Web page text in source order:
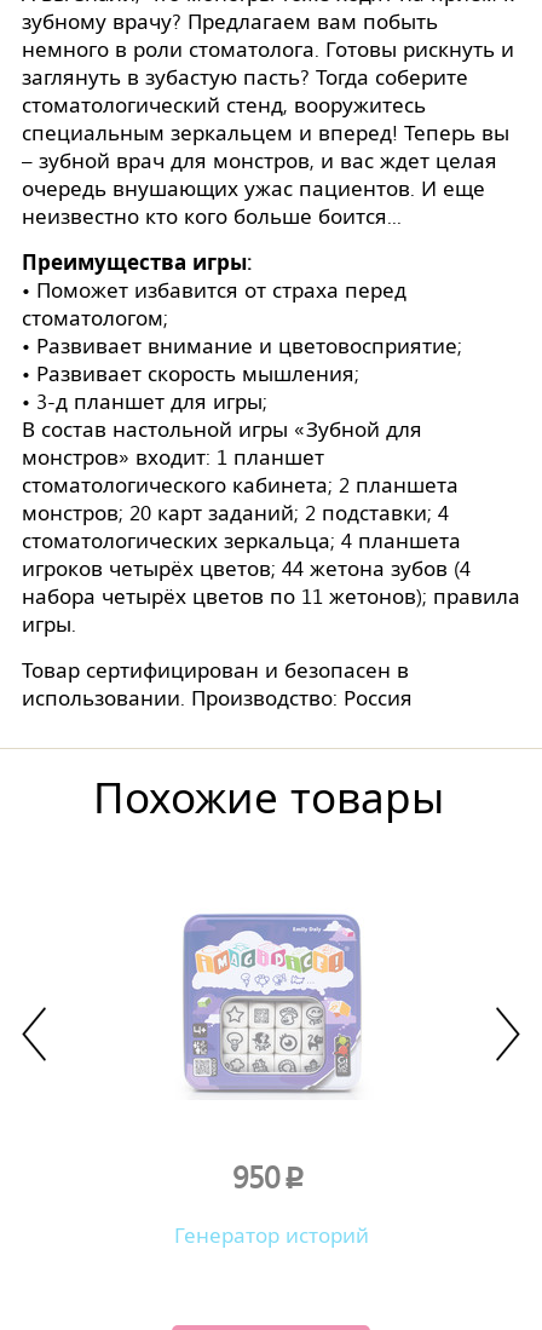
зубному врачу? Предлагаем вам побыть
немного в роли стоматолога. Готовы рискнуть и
заглянуть в зубастую пасть? Тогда соберите
стоматологический стенд, вооружитесь
специальным зеркальцем и вперед! Теперь вы
– зубной врач для монстров, и вас ждет целая
очередь внушающих ужас пациентов. И еще
неизвестно кто кого больше боится...
Преимущества игры:
• Поможет избавится от страха перед
стоматологом;
• Развивает внимание и цветовосприятие;
• Развивает скорость мышления;
• 3-д планшет для игры;
В состав настольной игры «Зубной для
монстров» входит: 1 планшет
стоматологического кабинета; 2 планшета
монстров; 20 карт заданий; 2 подставки; 4
стоматологических зеркальца; 4 планшета
игроков четырёх цветов; 44 жетона зубов (4
набора четырёх цветов по 11 жетонов); правила
игры.
Товар сертифицирован и безопасен в
использовании. Производство: Россия
Похожие товары
950p
Генератор историй